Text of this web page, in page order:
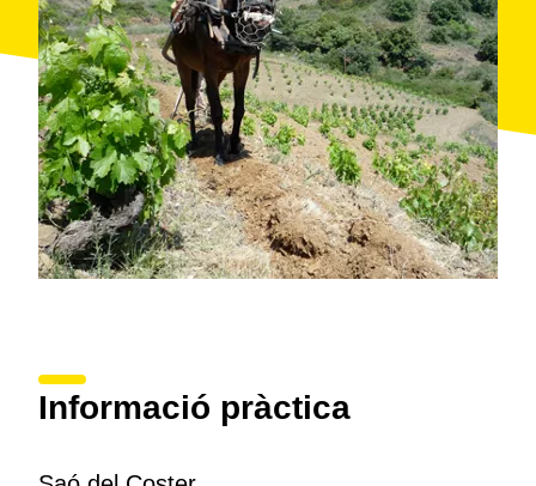
les vinyes, com una degustació dels seus vins.
Informació pràctica